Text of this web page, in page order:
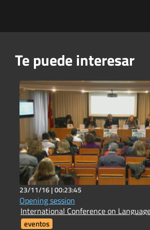
Te puede interesar
23/11/16 |00:23:45
Opening session
International Conference on
eventos